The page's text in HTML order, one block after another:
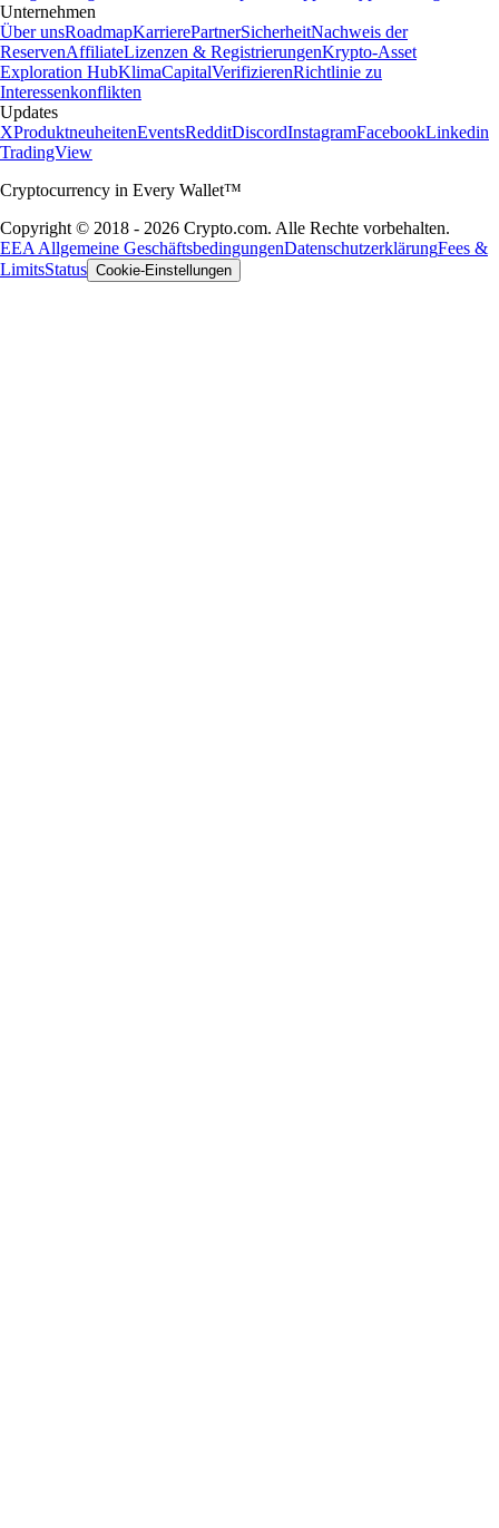
Unternehmen
Über unsRoadmapKarrierePartnerSicherheitNachweis der
ReservenAffiliateLizenzen & RegistrierungenKrypto-Asset
Exploration HubKlimaCapitalVerifizierenRichtlinie zu
Interessenkonflikten
Updates
XProduktneuheitenEventsRedditDiscordInstagramFacebookLinkedin
TradingView
Cryptocurrency in Every Wallet™
Copyright © 2018 - 2026 Crypto.com. Alle Rechte vorbehalten.
EEA Allgemeine GeschäftsbedingungenDatenschutzerklärungFees &
LimitsStatus Cookie-Einstellungen